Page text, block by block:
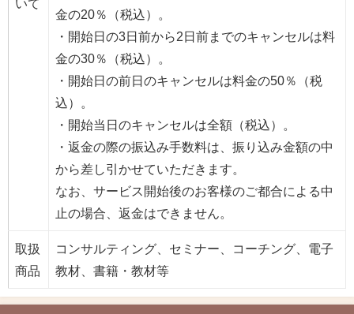
いて
金の20％（税込）。
・開始日の3日前から2日前までのキャンセルは料
金の30％（税込）。
・開始日の前日のキャンセルは料金の50％（税
込）。
・開始当日のキャンセルは全額（税込）。
・返金の際の振込み手数料は、振り込み金額の中
から差し引かせていただきます。
なお、サービス開始後のお客様のご都合による中
止の場合、返金はできません。
取扱
商品
コンサルティング、セミナー、コーチング、電子
教材、書籍・教材等